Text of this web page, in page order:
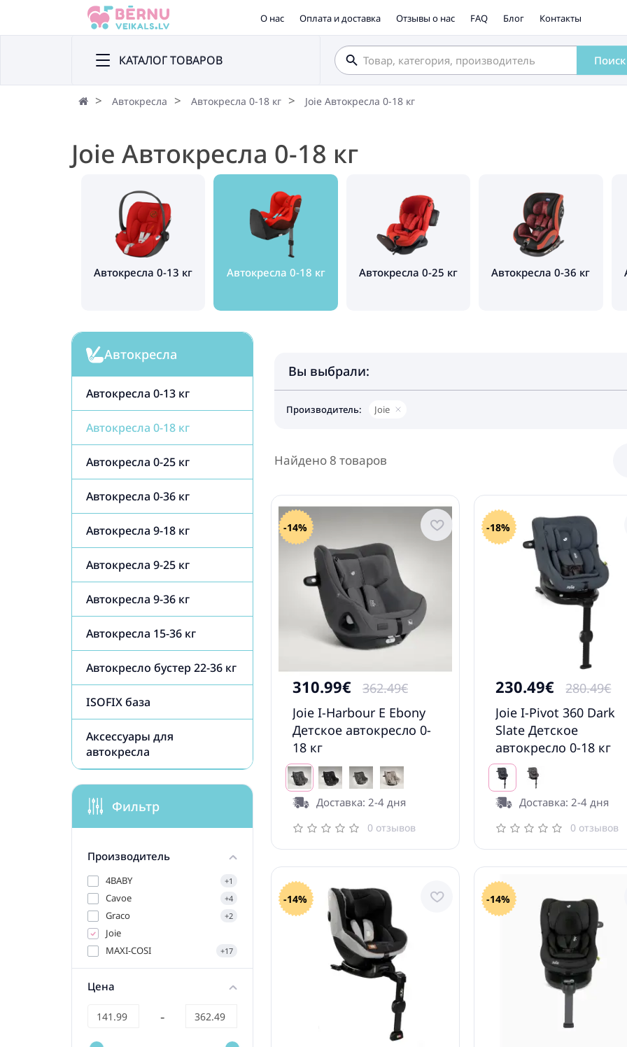
О нас Оплата и доставка Отзывы о нас FAQ Блог Контакты
КАТАЛОГ ТОВАРОВ Поиск
Автокресла Автокресла 0-18 кг Joie Автокресла 0-18 кг
Joie Автокресла 0-18 кг
Автокресла 0-13 кг Автокресла 0-18 кг Автокресла 0-25 кг Автокресла 0-36 кг
Автокресла
Автокресла 0-13 кг
Автокресла 0-18 кг
Автокресла 0-25 кг
Автокресла 0-36 кг
Автокресла 9-18 кг
Автокресла 9-25 кг
Автокресла 9-36 кг
Автокресла 15-36 кг
Автокресло бустер 22-36 кг
ISOFIX база
Аксессуары для
автокресла
Фильтр
Производитель
4BABY +1
Cavoe +4
Graco +2
Joie
MAXI-COSI
+17
Цена
-
Вы выбрали:
Производитель: Joie
Найдено 8 товаров
-14%
310.99€
362.49€
Joie I-Harbour E Ebony
Детское автокресло 0-
18 кг
Доставка: 2-4 дня
0 отзывов
-18%
230.49€
280.49€
Joie I-Pivot 360 Dark
Slate Детское
автокресло 0-18 кг
Доставка: 2-4 дня
0 отзывов
-14% -14%